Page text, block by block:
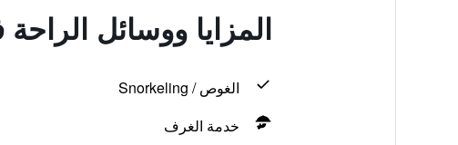
المزايا ووسائل
الغوص / Snorkeling
خدمة الغرف